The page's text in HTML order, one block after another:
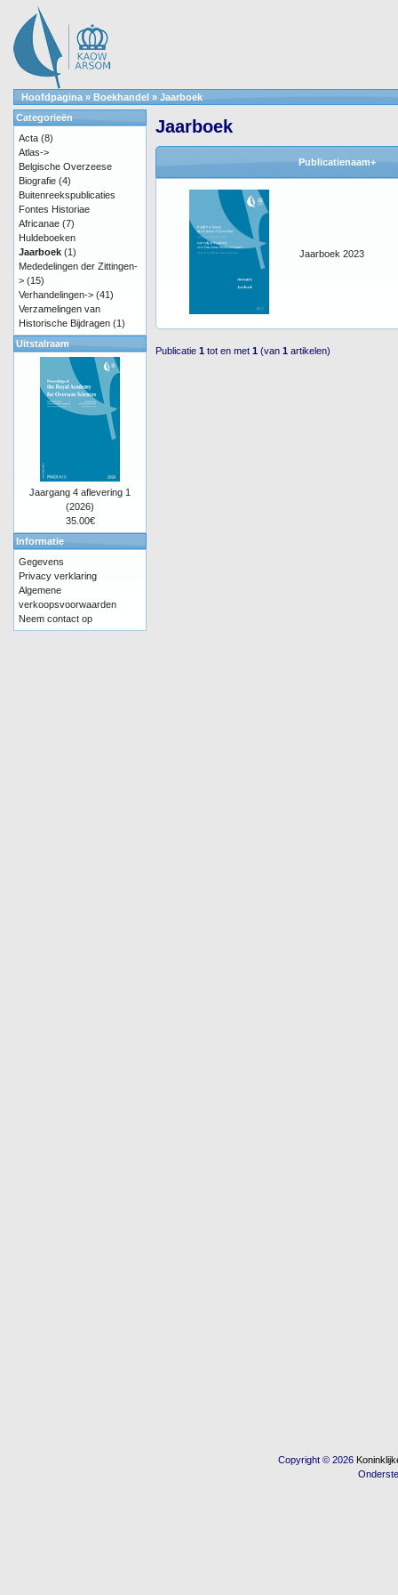
Hoofdpagina » Boekhandel » Jaarboek
Jaarboek
Publicatienaam+
Jaarboek 2023
Publicatie 1 tot en met 1 (van 1 artikelen)
Categorieën
Acta (8)
Atlas->
Belgische Overzeese
Biografie (4)
Buitenreekspublicaties
Fontes Historiae
Africanae (7)
Huldeboeken
Jaarboek (1)
Mededelingen der Zittingen-
> (15)
Verhandelingen-> (41)
Verzamelingen van
Historische Bijdragen (1)
Uitstalraam
Jaargang 4 aflevering 1
(2026)
35.00€
Informatie
Gegevens
Privacy verklaring
Algemene
verkoopsvoorwaarden
Neem contact op
Copyright © 2026